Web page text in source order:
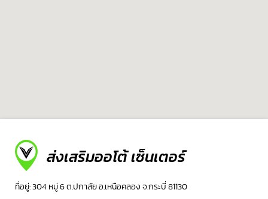
ส่งเสริมออโต้ เซ็นเตอร์
ที่อยู่: 304 หมู่ 6 ต.ปกาสัย อ.เหนือคลอง จ.กระบี่ 81130